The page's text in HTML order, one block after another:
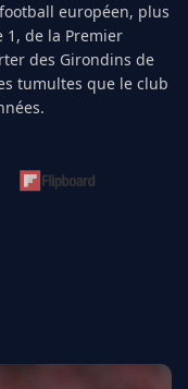
européen, plus
de la Premier
des Girondins de
tumultes que le club